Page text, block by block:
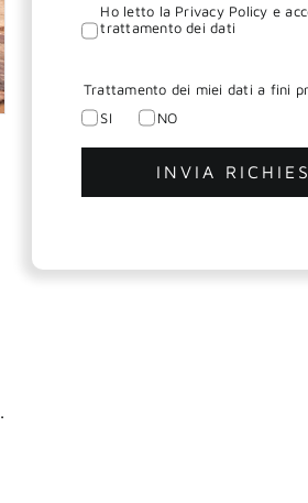
Ho letto la Privacy Policy e
trattamento dei dati
Trattamento dei miei dati a fini
SI
NO
INVIA